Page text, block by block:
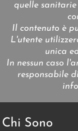
quelle
Il contenuto è
L'utente
unica
In nessun caso
responsabile
Chi Sono